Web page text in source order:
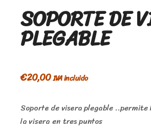
SOPORTE DE
PLEGABLE
€20,00IVA incluido
Soporte de visera plegable
la visera en tres puntos